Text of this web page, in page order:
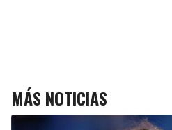
MÁS NOTICIAS